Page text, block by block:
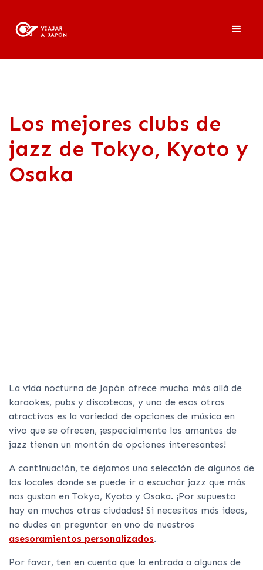
Los mejores clubs de
jazz de Tokyo, Kyoto y
Osaka
La vida nocturna de Japón ofrece mucho más allá de
karaokes, pubs y discotecas, y uno de esos otros
atractivos es la variedad de opciones de música en
vivo que se ofrecen, ¡especialmente los amantes de
jazz tienen un montón de opciones interesantes!
A continuación, te dejamos una selección de algunos de
los locales donde se puede ir a escuchar jazz que más
nos gustan en Tokyo, Kyoto y Osaka. ¡Por supuesto
hay en muchas otras ciudades! Si necesitas más ideas,
no dudes en preguntar en uno de nuestros
asesoramientos personalizados.
Por favor, ten en cuenta que la entrada a algunos de